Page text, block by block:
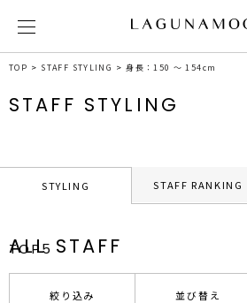
TOP STAFF STYLING 身長：150 ～ 154cm
STAFF STYLING
STYLING STAFF RANKING
TOP5
ALL STAFF
絞り込み 並び替え